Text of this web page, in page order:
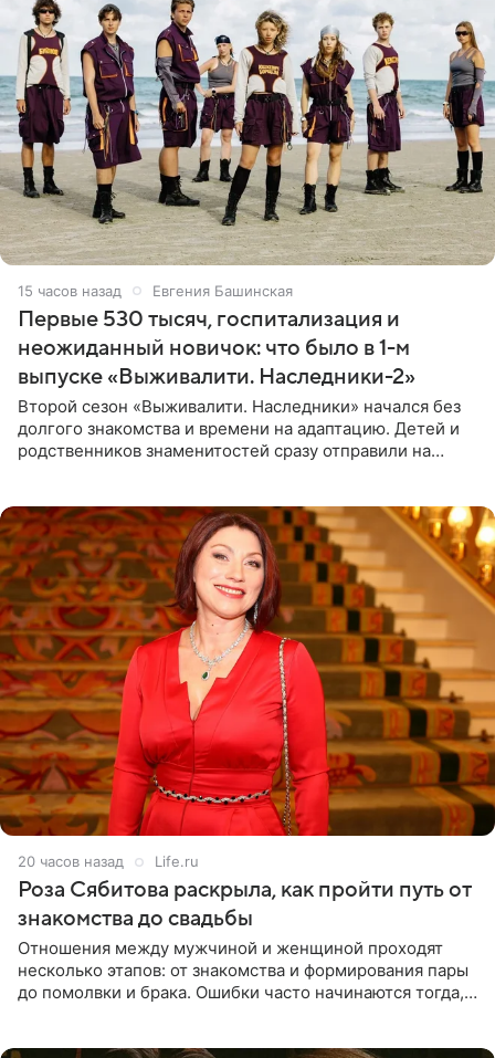
15 часов назад Евгения Башинская
Первые 530 тысяч, госпитализация и
неожиданный новичок: что было в 1-м
выпуске «Выживалити. Наследники-2»
Второй сезон «Выживалити. Наследники» начался без
долгого знакомства и времени на адаптацию. Детей и
родственников знаменитостей сразу отправили на
20 часов назад Life.ru
Роза Сябитова раскрыла, как пройти путь от
знакомства до свадьбы
Отношения между мужчиной и женщиной проходят
несколько этапов: от знакомства и формирования пары
до помолвки и брака. Ошибки часто начинаются тогда,